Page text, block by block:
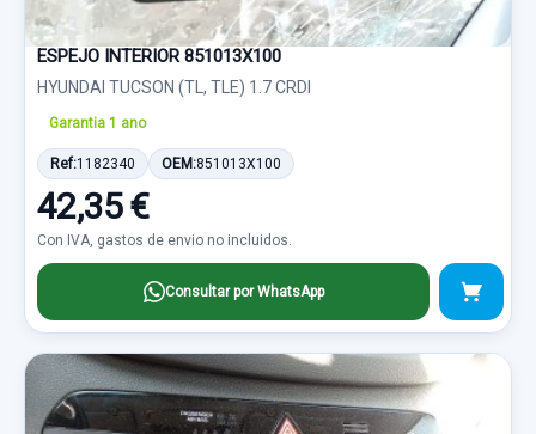
ESPEJO INTERIOR 851013X100
HYUNDAI TUCSON (TL, TLE) 1.7 CRDI
Garantia 1 ano
Ref:1182340 OEM:851013X100
42,35 €
Con IVA, gastos de envio no incluidos.
Consultar por WhatsApp